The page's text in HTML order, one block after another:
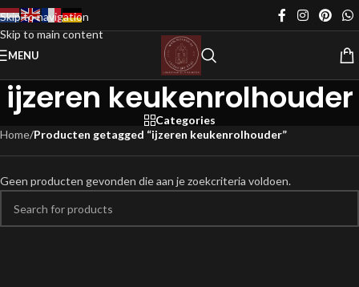
Skip to navigation
Skip to main content
MENU
ijzeren keukenrolhouder
Categories
Home/Producten getagged “ijzeren keukenrolhouder”
Geen producten gevonden die aan je zoekcriteria voldoen.